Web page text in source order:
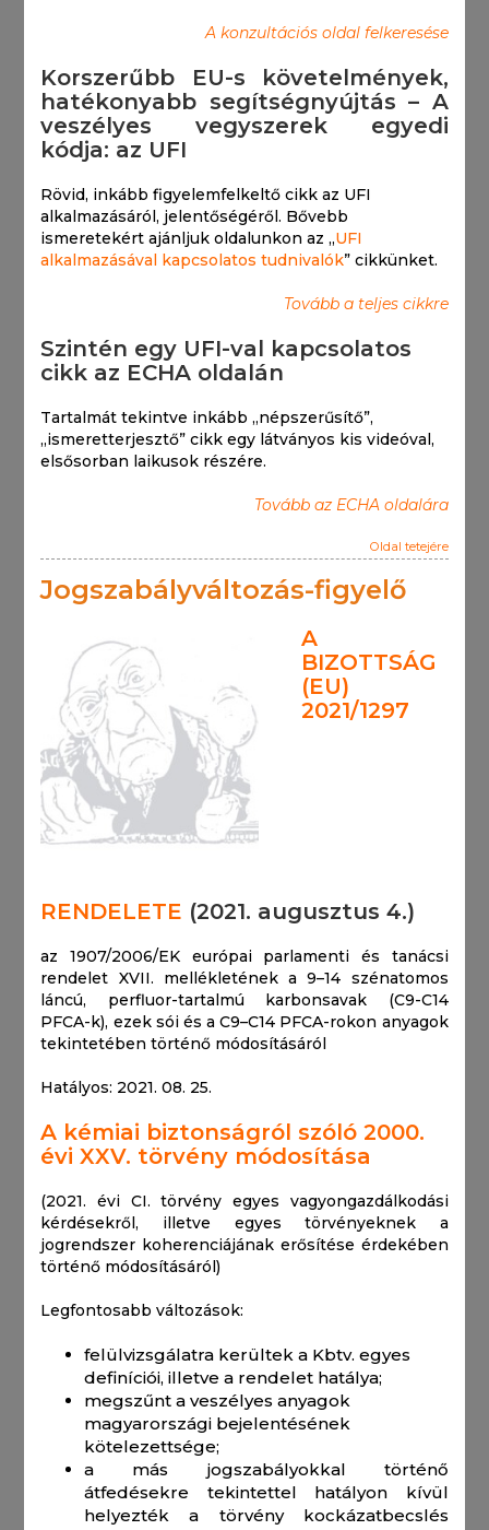
A konzultációs oldal felkeresése
Korszerűbb EU-s követelmények,
hatékonyabb segítségnyújtás – A
veszélyes vegyszerek egyedi
kódja: az UFI
Rövid, inkább figyelemfelkeltő cikk az UFI
alkalmazásáról, jelentőségéről. Bővebb
ismeretekért ajánljuk oldalunkon az „UFI
alkalmazásával kapcsolatos tudnivalók” cikkünket.
Tovább a teljes cikkre
Szintén egy UFI-val kapcsolatos
cikk az ECHA oldalán
Tartalmát tekintve inkább „népszerűsítő”,
„ismeretterjesztő” cikk egy látványos kis videóval,
elsősorban laikusok részére.
Tovább az ECHA oldalára
Oldal tetejére
Jogszabályváltozás-figyelő
A
BIZOTTSÁG
(EU)
2021/1297
RENDELETE (2021. augusztus 4.)
az 1907/2006/EK európai parlamenti és tanácsi
rendelet XVII. mellékletének a 9–14 szénatomos
láncú, perfluor-tartalmú karbonsavak (C9-C14
PFCA-k), ezek sói és a C9–C14 PFCA-rokon anyagok
tekintetében történő módosításáról
Hatályos: 2021. 08. 25.
A kémiai biztonságról szóló 2000.
évi XXV. törvény módosítása
(2021. évi CI. törvény egyes vagyongazdálkodási
kérdésekről, illetve egyes törvényeknek a
jogrendszer koherenciájának erősítése érdekében
történő módosításáról)
Legfontosabb változások:
felülvizsgálatra kerültek a Kbtv. egyes
definíciói, illetve a rendelet hatálya;
megszűnt a veszélyes anyagok
magyarországi bejelentésének
kötelezettsége;
a más jogszabályokkal történő
átfedésekre tekintettel hatályon kívül
helyezték a törvény kockázatbecslés